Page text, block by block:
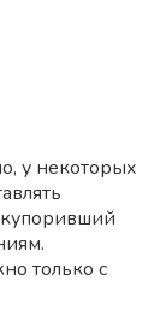
у некоторых
только с